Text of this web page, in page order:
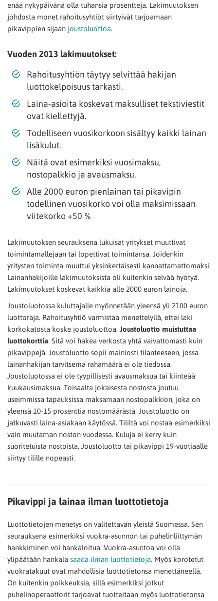
enää nykypäivänä olla tuhansia prosentteja. Lakimuutoksen
johdosta monet rahoitusyhtiöt siirtyivät tarjoamaan
pikavippien sijaan joustoluottoa.
Vuoden 2013 lakimuutokset:
Rahoitusyhtiön täytyy selvittää hakijan
luottokelpoisuus tarkasti.
Laina-asioita koskevat maksulliset tekstiviestit
ovat kiellettyjä.
Todelliseen vuosikorkoon sisältyy kaikki lainan
lisäkulut.
Näitä ovat esimerkiksi vuosimaksu,
nostopalkkio ja avausmaksu.
Alle 2000 euron pienlainan tai pikavipin
todellinen vuosikorko voi olla maksimissaan
viitekorko +50 %
Lakimuutoksen seurauksena lukuisat yritykset muuttivat
toimintamallejaan tai lopettivat toimintansa. Joidenkin
yritysten toiminta muuttui yksinkertaisesti kannattamattomaksi.
Lainanhakijoille lakimuutoksista oli kuitenkin selvää hyötyä.
Lakimuutokset koskevat kaikkia alle 2000 euron lainoja.
Joustoluotossa kuluttajalle myönnetään yleensä yli 2100 euron
luottoraja. Rahoitusyhtiö varmistaa menettelyllä, ettei laki
korkokatosta koske joustoluottoa. Joustoluotto muistuttaa
luottokorttia. Sitä voi hakea verkosta yhtä vaivattomasti kuin
pikavippejä. Joustoluotto sopii mainiosti tilanteeseen, jossa
lainanhakijan tarvitsema rahamäärä ei ole tiedossa.
Joustoluotossa ei ole tyypillisesti avausmaksua tai kiinteää
kuukausimaksua. Toisaalta jokaisesta nostosta joutuu
useimmissa tapauksissa maksamaan nostopalkkion, joka on
yleensä 10-15 prosenttia nostomäärästä. Joustoluotto on
jatkuvasti laina-asiakaan käytössä. Tililtä voi nostaa esimerkiksi
vain muutaman noston vuodessa. Kuluja ei kerry kuin
suoritetuista nostoista. Joustoluotto tai pikavippi 19-vuotiaalle
siirtyy tilille nopeasti.
Pikavippi ja lainaa ilman luottotietoja
Luottotietojen menetys on valitettavan yleistä Suomessa. Sen
seurauksena esimerkiksi vuokra-asunnon tai puhelinliittymän
hankkiminen voi hankaloitua. Vuokra-asuntoa voi olla
ylipäätään hankala saada ilman luottotietoja. Myös korotetut
vuokratakuut ovat mahdollisia luottotietonsa menettäneellä.
On kuitenkin poikkeuksia, sillä esimerkiksi jotkut
puhelinoperaattorit tarjoavat tuotteitaan myös luottotietonsa